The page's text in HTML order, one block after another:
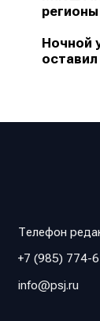
Ночной
Телефон
+7 (985) 774-
info@psj.ru